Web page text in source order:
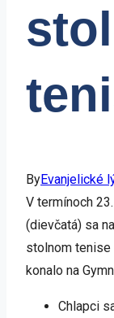
ByEvanjelické
V termínoch
(dievčatá) sa
stolnom tenise
konalo na
Chlapci